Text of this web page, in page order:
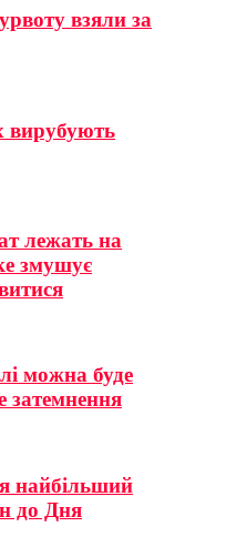
взяли за
вирубують
лежать на
змушує
можна буде
затемнення
найбільший
до Дня